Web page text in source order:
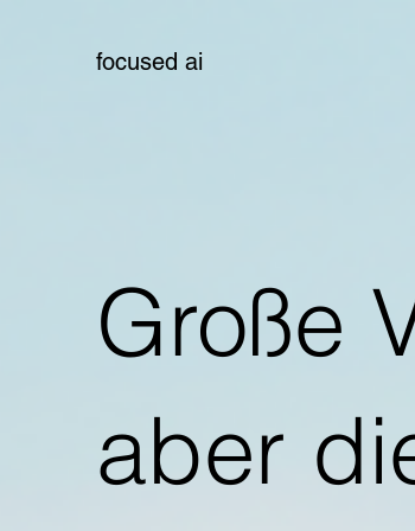
focused ai
Große
aber